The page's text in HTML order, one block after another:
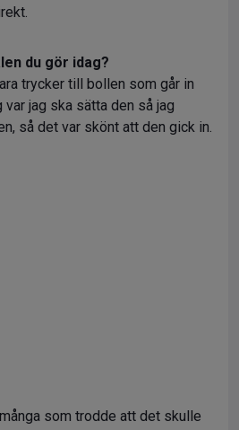
du gör idag?
trycker till bollen som går in
jag ska sätta den så jag
så det var skönt att den gick in.
som trodde att det skulle